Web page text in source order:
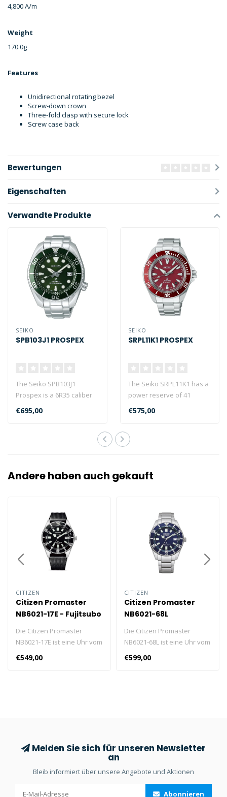
4,800 A/m
Weight
170.0g
Features
Unidirectional rotating bezel
Screw-down crown
Three-fold clasp with secure lock
Screw case back
Bewertungen
Eigenschaften
Verwandte Produkte
SEIKO
SPB103J1 PROSPEX
The Seiko SPB103J1
Prospex is a 6R35 caliber
watch with an accuracy of
+25 to -1..
€695,00
SEIKO
SRPL11K1 PROSPEX
The Seiko SRPL11K1 has a
power reserve of 41
hours, hardlex crystal, a
water res..
€575,00
Andere haben auch gekauft
CITIZEN
Citizen Promaster
NB6021-17E - Fujitsubo
Die Citizen Promaster
NB6021-17E ist eine Uhr vom
Kaliber 9051 mit
Druckdeckel, 42 Stunden
€549,00
CITIZEN
Citizen Promaster
NB6021-68L
Die Citizen Promaster
NB6021-68L ist eine Uhr vom
Kaliber 9051 mit
Druckdeckel, 42 Stunden
€599,00
Melden Sie sich für unseren Newsletter
an
Bleib informiert über unsere Angebote und Aktionen
Abonnieren